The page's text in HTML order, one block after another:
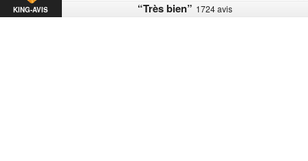
KING-AVIS “Très bien” 1724 avis